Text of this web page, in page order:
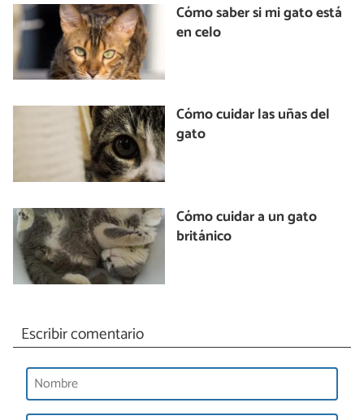
Cómo saber si mi gato está
en celo
Cómo cuidar las uñas del
gato
Cómo cuidar a un gato
británico
Escribir comentario